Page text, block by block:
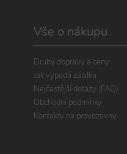
Vše o nákupu
Druhy dopravy a ceny
Jak vypadá zásilka
Nejčastější dotazy (FAQ)
Obchodní podmínky
Kontakty na provozovny